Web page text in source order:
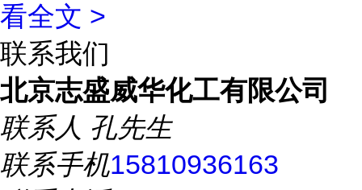
看全文 >
联系我们
北京志盛威华化工有限公司
联系人 孔先生
联系手机15810936163